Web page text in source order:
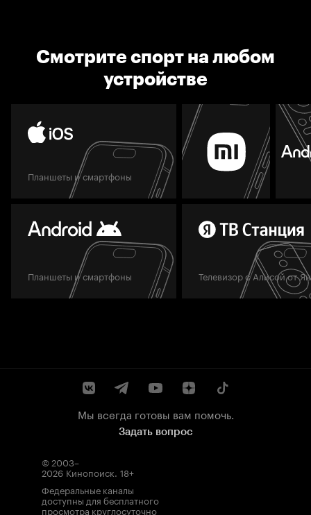
Смотрите спорт на любом
устройстве
Планшеты и смартфоны
Планшеты и смартфоны Телевизор с Алисой от
Мы всегда готовы вам помочь.
Задать вопрос
© 2003–
2026 Кинопоиск. 18+
Федеральные каналы
доступны для бесплатного
просмотра круглосуточно